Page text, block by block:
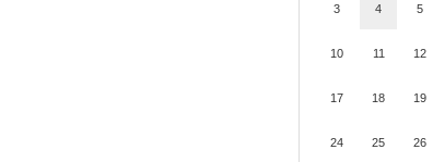
3 4 5
10 11 12
17 18 19
24 25 26